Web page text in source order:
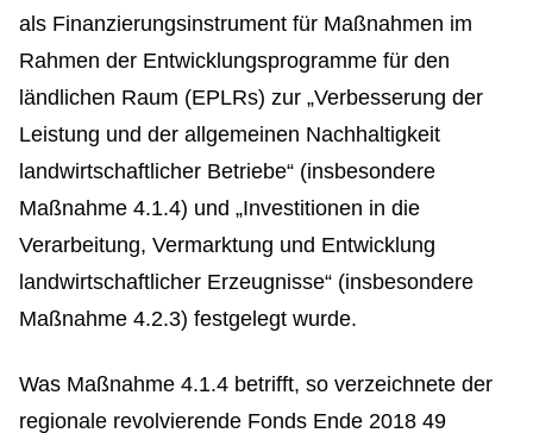
als Finanzierungsinstrument für Maßnahmen im
Rahmen der Entwicklungsprogramme für den
ländlichen Raum (EPLRs) zur „Verbesserung der
Leistung und der allgemeinen Nachhaltigkeit
landwirtschaftlicher Betriebe“ (insbesondere
Maßnahme 4.1.4) und „Investitionen in die
Verarbeitung, Vermarktung und Entwicklung
landwirtschaftlicher Erzeugnisse“ (insbesondere
Maßnahme 4.2.3) festgelegt wurde.
Was Maßnahme 4.1.4 betrifft, so verzeichnete der
regionale revolvierende Fonds Ende 2018 49